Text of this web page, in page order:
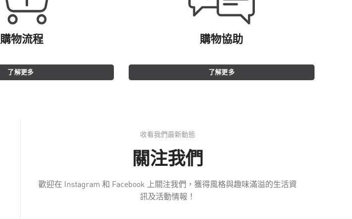
購物流程
了解更多
購物協助
了解更多
收看我們最新動態
關注我們
歡迎在 Instagram 和 Facebook 上關注我們，獲得風格與趣味滿溢的生活資
訊及活動情報！